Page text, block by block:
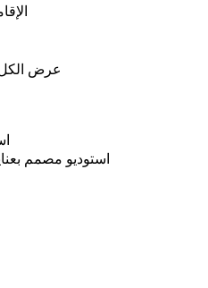
عرض الكل
استوديو مصمم